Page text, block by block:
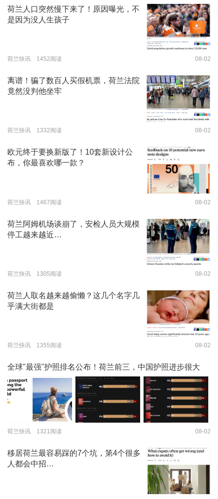
荷兰人口突然慢下来了！原因曝光，不
是因为没人生孩子
荷兰快讯 1452阅读 08-02
离谱！骗了数百人买假机票，荷兰法院
竟然没判他坐牢
荷兰快讯 1332阅读 08-02
欧元终于要换新版了！10套新设计公
布，你最喜欢哪一款？
荷兰快讯 1467阅读 08-02
荷兰阿姆机场谈崩了，安检人员大规模
停工越来越近…
荷兰快讯 1305阅读 08-02
荷兰人取名越来越偷懒？这几个名字几
乎满大街都是
荷兰快讯 1355阅读 08-02
全球"最强"护照排名公布！荷兰前三，中国护照进步很大
荷兰快讯 1321阅读 08-02
移居荷兰最容易踩的7个坑，第4个很多
人都会中招…